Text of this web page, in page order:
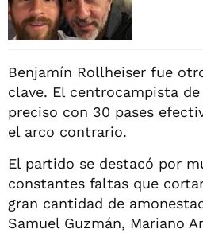
Benjamín Rollheiser fue
clave. El centrocampista
preciso con 30 pases
el arco contrario.
El partido se destacó por
constantes faltas que
gran cantidad de
Samuel Guzmán, Mariano